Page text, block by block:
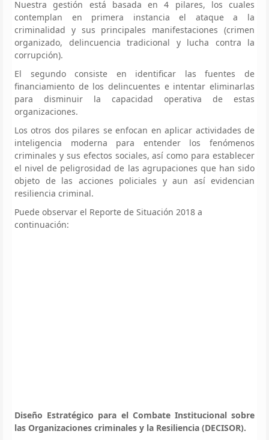
Nuestra gestión está basada en 4 pilares, los cuales
contemplan en primera instancia el ataque a la
criminalidad y sus principales manifestaciones (crimen
organizado, delincuencia tradicional y lucha contra la
corrupción).
El segundo consiste en identificar las fuentes de
financiamiento de los delincuentes e intentar eliminarlas
para disminuir la capacidad operativa de estas
organizaciones.
Los otros dos pilares se enfocan en aplicar actividades de
inteligencia moderna para entender los fenómenos
criminales y sus efectos sociales, así como para establecer
el nivel de peligrosidad de las agrupaciones que han sido
objeto de las acciones policiales y aun así evidencian
resiliencia criminal.
Puede observar el Reporte de Situación 2018 a
continuación:
Diseño Estratégico para el Combate Institucional sobre
las Organizaciones criminales y la Resiliencia (DECISOR).